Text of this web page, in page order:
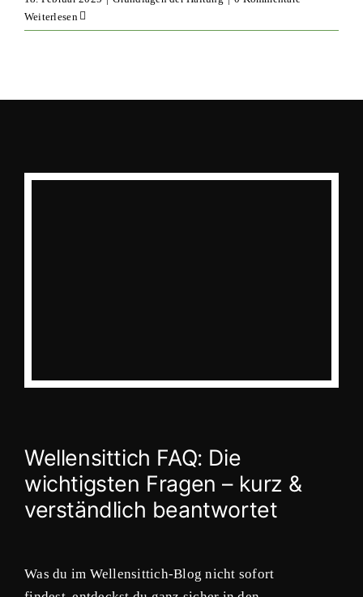
Weiterlesen
Wellensittich FAQ: Die
wichtigsten Fragen – kurz &
verständlich beantwortet
Was du im Wellensittich-Blog nicht sofort